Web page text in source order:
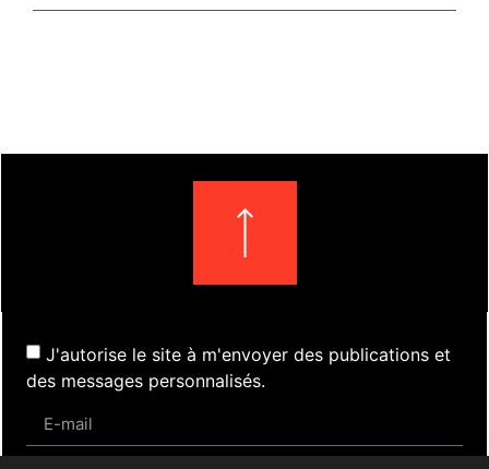
J'autorise le site à m'envoyer des publications et
des messages personnalisés.